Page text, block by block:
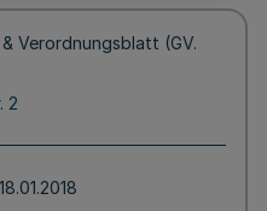
Verordnungsblatt (GV.
2
18.01.2018